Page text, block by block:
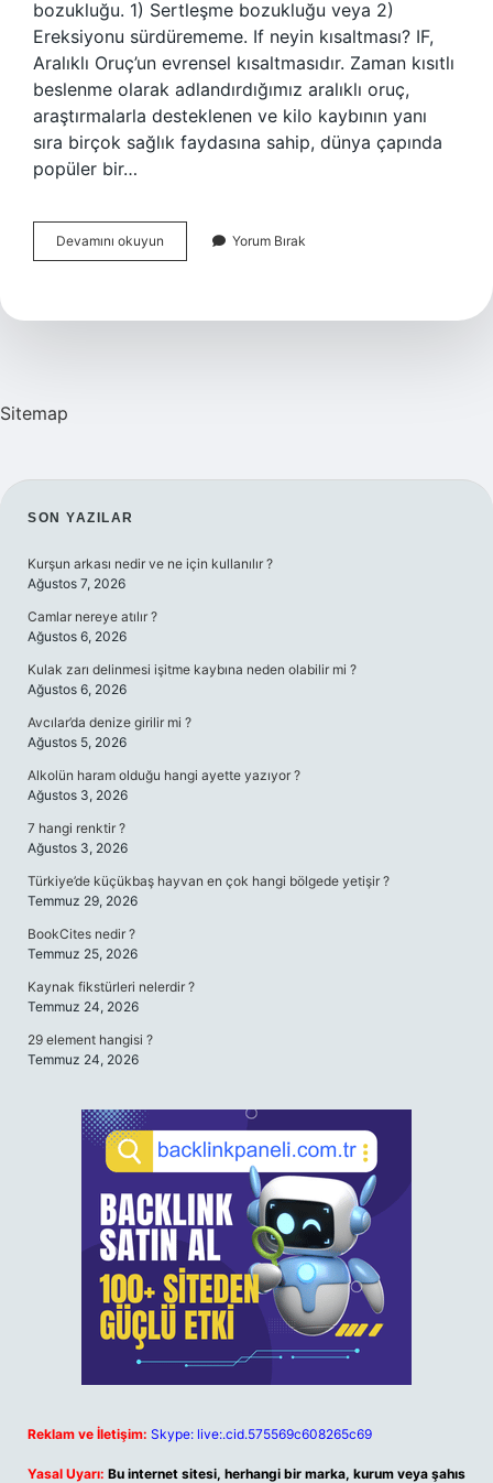
bozukluğu. 1) Sertleşme bozukluğu veya 2)
Ereksiyonu sürdürememe. If neyin kısaltması? IF,
Aralıklı Oruç’un evrensel kısaltmasıdır. Zaman kısıtlı
beslenme olarak adlandırdığımız aralıklı oruç,
araştırmalarla desteklenen ve kilo kaybının yanı
sıra birçok sağlık faydasına sahip, dünya çapında
popüler bir…
Devamını okuyun
Neyin
Yorum Bırak
Sitemap
SIDEBAR
SON YAZILAR
Kurşun arkası nedir ve ne için kullanılır ?
Ağustos 7, 2026
Camlar nereye atılır ?
Ağustos 6, 2026
Kulak zarı delinmesi işitme kaybına neden olabilir mi ?
Ağustos 6, 2026
Avcılar’da denize girilir mi ?
Ağustos 5, 2026
Alkolün haram olduğu hangi ayette yazıyor ?
Ağustos 3, 2026
7 hangi renktir ?
Ağustos 3, 2026
Türkiye’de küçükbaş hayvan en çok hangi bölgede yetişir ?
Temmuz 29, 2026
BookCites nedir ?
Temmuz 25, 2026
Kaynak fikstürleri nelerdir ?
Temmuz 24, 2026
29 element hangisi ?
Temmuz 24, 2026
Reklam ve İletişim: Skype: live:.cid.575569c608265c69
Yasal Uyarı: Bu internet sitesi, herhangi bir marka, kurum veya şahıs